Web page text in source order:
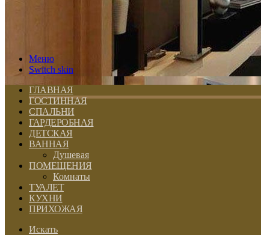
Меню
Switch skin
ГЛАВНАЯ
ГОСТИННАЯ
СПАЛЬНИ
ГАРДЕРОБНАЯ
ДЕТСКАЯ
ВАННАЯ
Душевая
ПОМЕЩЕНИЯ
Комнаты
ТУАЛЕТ
КУХНИ
ПРИХОЖАЯ
Искать